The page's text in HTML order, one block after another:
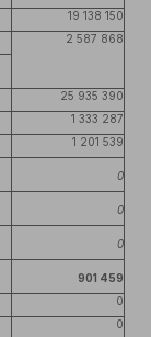
19 138 150
2 587 868
25 935 390
1 333 287
1 201 539
0
0
0
901 459
0
0